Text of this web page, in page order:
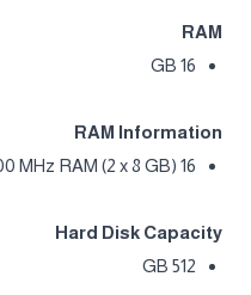
RAM
16 GB
RAM Information
16 GB DDR5-4800 MHz RAM (2 x 8 GB)
Hard Disk Capacity
512 GB